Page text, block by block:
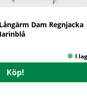
Dam Regnjacka
Köp!